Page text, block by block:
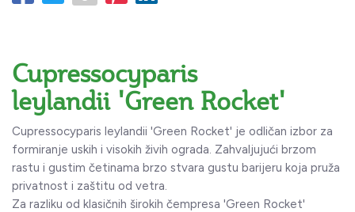
Cupressocyparis
leylandii 'Green Rocket'
Cupressocyparis leylandii 'Green Rocket' je odličan izbor za
formiranje uskih i visokih živih ograda. Zahvaljujući brzom
rastu i gustim četinama brzo stvara gustu barijeru koja pruža
privatnost i zaštitu od vetra.
Za razliku od klasičnih širokih čempresa 'Green Rocket'